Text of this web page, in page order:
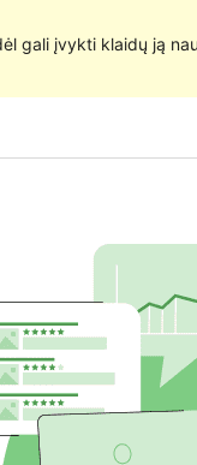
gali įvykti klaidų ją